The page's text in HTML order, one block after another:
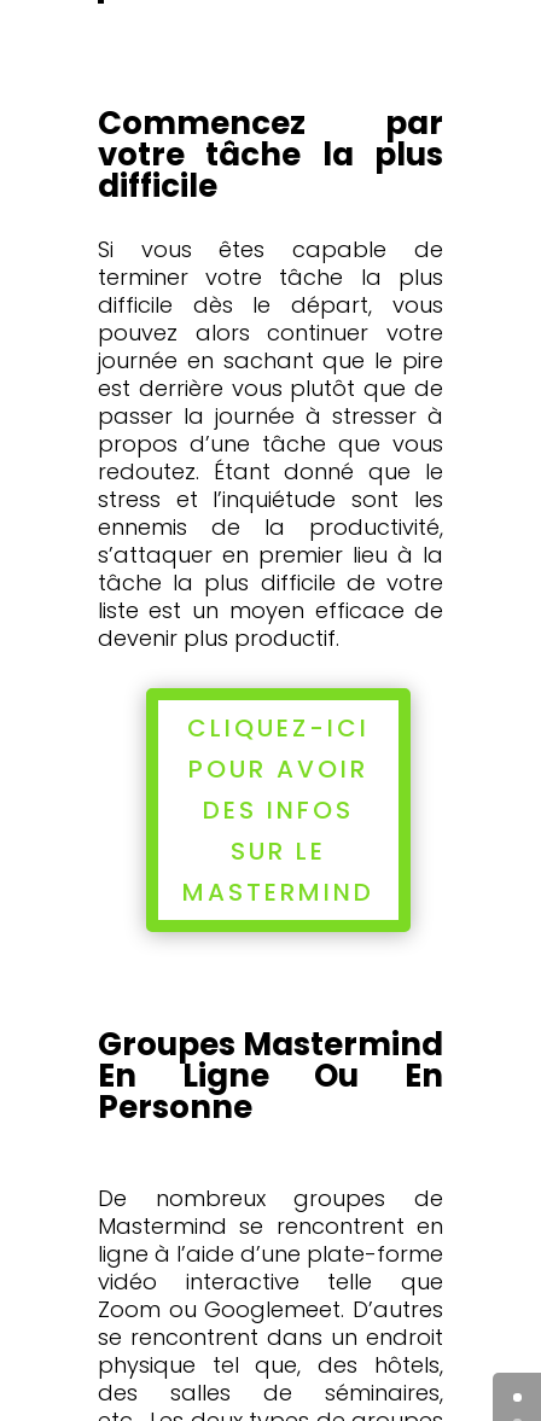
Commencez par
votre tâche la plus
difficile
Si vous êtes capable de
terminer votre tâche la plus
difficile dès le départ, vous
pouvez alors continuer votre
journée en sachant que le pire
est derrière vous plutôt que de
passer la journée à stresser à
propos d’une tâche que vous
redoutez. Étant donné que le
stress et l’inquiétude sont les
ennemis de la productivité,
s’attaquer en premier lieu à la
tâche la plus difficile de votre
liste est un moyen efficace de
devenir plus productif.
CLIQUEZ-ICI
POUR AVOIR
DES INFOS
SUR LE
MASTERMIND
Groupes Mastermind
En Ligne Ou En
Personne
De nombreux groupes de
Mastermind se rencontrent en
ligne à l’aide d’une plate-forme
vidéo interactive telle que
Zoom ou Googlemeet. D’autres
se rencontrent dans un endroit
physique tel que, des hôtels,
des salles de séminaires,